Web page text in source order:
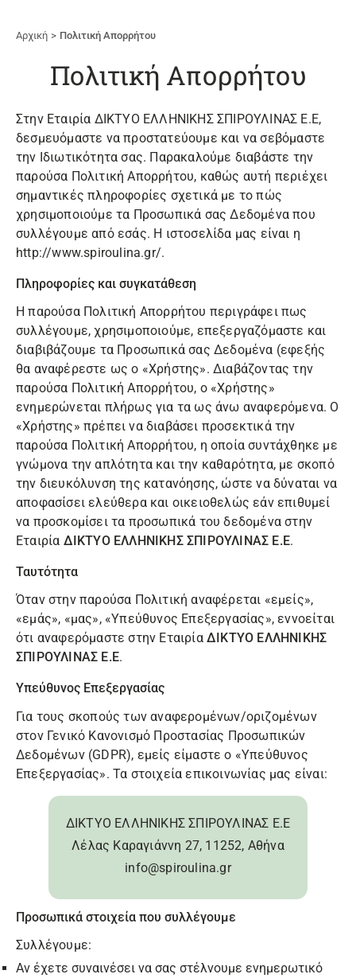
Αρχική Πολιτική Απορρήτου
Πολιτική Απορρήτου
Στην Εταιρία ΔΙΚΤΥΟ ΕΛΛΗΝΙΚΗΣ ΣΠΙΡΟΥΛΙΝΑΣ Ε.Ε,
δεσμευόμαστε να προστατεύουμε και να σεβόμαστε
την Ιδιωτικότητα σας. Παρακαλούμε διαβάστε την
παρούσα Πολιτική Απορρήτου, καθώς αυτή περιέχει
σημαντικές πληροφορίες σχετικά με το πώς
χρησιμοποιούμε τα Προσωπικά σας Δεδομένα που
συλλέγουμε από εσάς. Η ιστοσελίδα μας είναι η
http://www.spiroulina.gr/.
Πληροφορίες και συγκατάθεση
Η παρούσα Πολιτική Απορρήτου περιγράφει πως
συλλέγουμε, χρησιμοποιούμε, επεξεργαζόμαστε και
διαβιβάζουμε τα Προσωπικά σας Δεδομένα (εφεξής
θα αναφέρεστε ως ο «Χρήστης». Διαβάζοντας την
παρούσα Πολιτική Απορρήτου, ο «Χρήστης»
ενημερώνεται πλήρως για τα ως άνω αναφερόμενα. Ο
«Χρήστης» πρέπει να διαβάσει προσεκτικά την
παρούσα Πολιτική Απορρήτου, η οποία συντάχθηκε με
γνώμονα την απλότητα και την καθαρότητα, με σκοπό
την διευκόλυνση της κατανόησης, ώστε να δύναται να
αποφασίσει ελεύθερα και οικειοθελώς εάν επιθυμεί
να προσκομίσει τα προσωπικά του δεδομένα στην
Εταιρία ΔΙΚΤΥΟ ΕΛΛΗΝΙΚΗΣ ΣΠΙΡΟΥΛΙΝΑΣ Ε.Ε.
Ταυτότητα
Όταν στην παρούσα Πολιτική αναφέρεται «εμείς»,
«εμάς», «μας», «Υπεύθυνος Επεξεργασίας», εννοείται
ότι αναφερόμαστε στην Εταιρία ΔΙΚΤΥΟ ΕΛΛΗΝΙΚΗΣ
ΣΠΙΡΟΥΛΙΝΑΣ Ε.Ε.
Υπεύθυνος Επεξεργασίας
Για τους σκοπούς των αναφερομένων/οριζομένων
στον Γενικό Κανονισμό Προστασίας Προσωπικών
Δεδομένων (GDPR), εμείς είμαστε ο «Υπεύθυνος
Επεξεργασίας». Τα στοιχεία επικοινωνίας μας είναι:
ΔΙΚΤΥΟ ΕΛΛΗΝΙΚΗΣ ΣΠΙΡΟΥΛΙΝΑΣ Ε.Ε
Λέλας Καραγιάννη 27, 11252, Αθήνα
info@spiroulina.gr
Προσωπικά στοιχεία που συλλέγουμε
Συλλέγουμε:
Αν έχετε συναινέσει να σας στέλνουμε ενημερωτικό